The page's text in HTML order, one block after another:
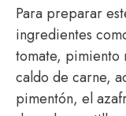
Para preparar
ingredientes
tomate,
caldo de carne,
pimentón, el